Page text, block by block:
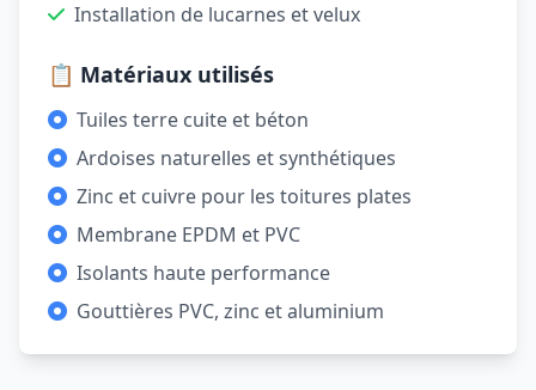
Installation de lucarnes et velux
📋 Matériaux utilisés
Tuiles terre cuite et béton
Ardoises naturelles et synthétiques
Zinc et cuivre pour les toitures plates
Membrane EPDM et PVC
Isolants haute performance
Gouttières PVC, zinc et aluminium